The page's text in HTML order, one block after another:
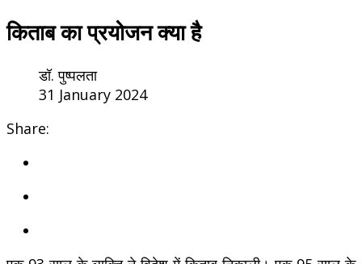
किताब का प्रयोजन क्या है
डॉ. पुष्पलता
31 January 2024
Share: